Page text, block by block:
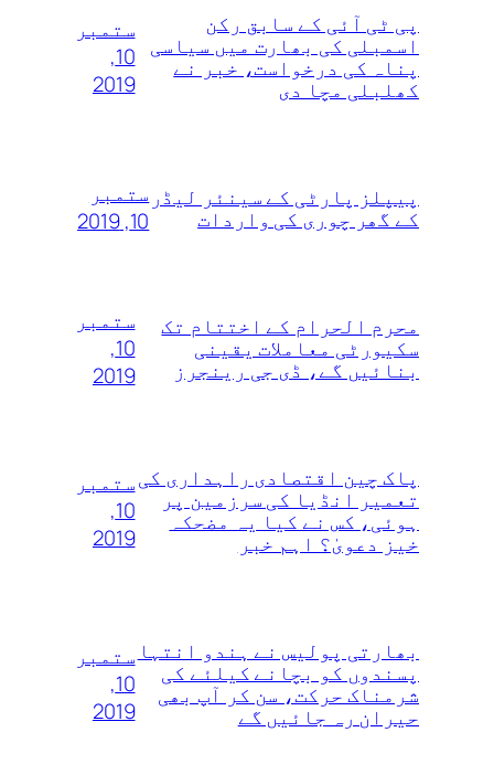
پی ٹی آئی کے سابق رکن
اسمبلی کی بھارت میں سیاسی
پناہ کی درخواست، خبر نے
کھلبلی مچا دی
ستمبر
10,
2019
پیپلز پارٹی کے سینئر لیڈر
کے گھر چوری کی واردات
ستمبر
10, 2019
محرم الحرام کے اختتام تک
سکیورٹی معاملات یقینی
بنائیں گے، ڈی جی رینجرز
ستمبر
10,
2019
پاک چین اقتصادی راہداری کی
تعمیر انڈیا کی سرزمین پر
ہوئی، کس نے کیا یہ مضحکہ
خیز دعویٰ؟ اہم خبر
ستمبر
10,
2019
بھارتی پولیس نے ہندو انتہا
پسندوں‌ کو بچانے کیلئے کی
شرمناک حرکت، سن کر آپ بھی
حیران رہ جائیں گے
ستمبر
10,
2019